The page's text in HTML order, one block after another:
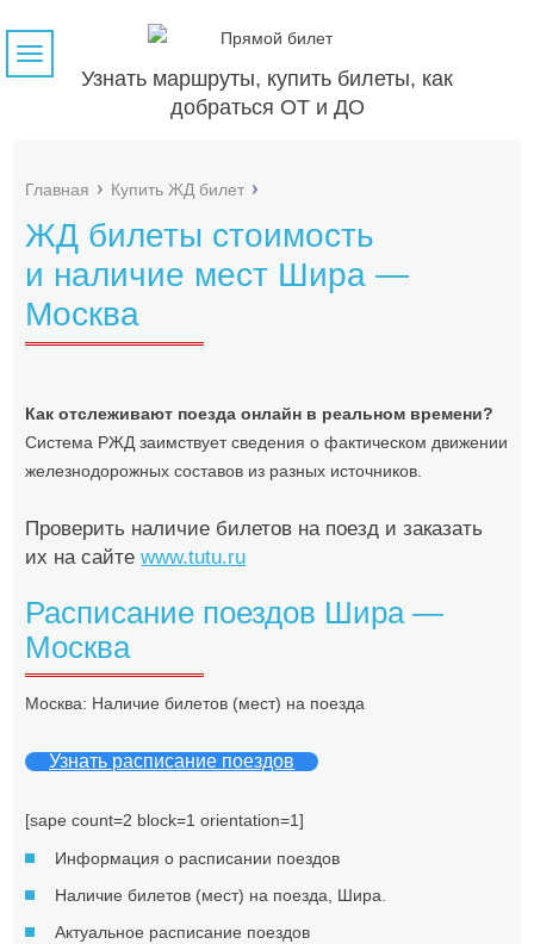
Узнать маршруты, купить билеты, как
добраться ОТ и ДО
Навигация
Главная Купить ЖД билет
ЖД билеты стоимость
и наличие мест Шира —
Москва
Как отслеживают поезда онлайн в реальном времени?
Система РЖД заимствует сведения о фактическом движении
железнодорожных составов из разных источников.
Проверить наличие билетов на поезд и заказать
их на сайтеwww.tutu.ru
Расписание поездов Шира —
Москва
Москва: Наличие билетов (мест) на поезда
Узнать расписание поездов
[sape count=2 block=1 orientation=1]
Информация о расписании поездов
Наличие билетов (мест) на поезда, Шира.
Актуальное расписание поездов